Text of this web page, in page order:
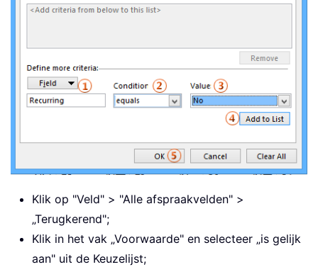
Klik op "Veld" > "Alle afspraakvelden" >
„Terugkerend";
Klik in het vak „Voorwaarde" en selecteer „is gelijk
aan" uit de Keuzelijst;